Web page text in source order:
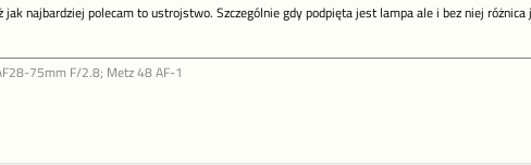
najbardziej polecam to ustrojstwo. Szczególnie gdy podpięta jest lampa ale i bez niej
75mm F/2.8; Metz 48 AF-1